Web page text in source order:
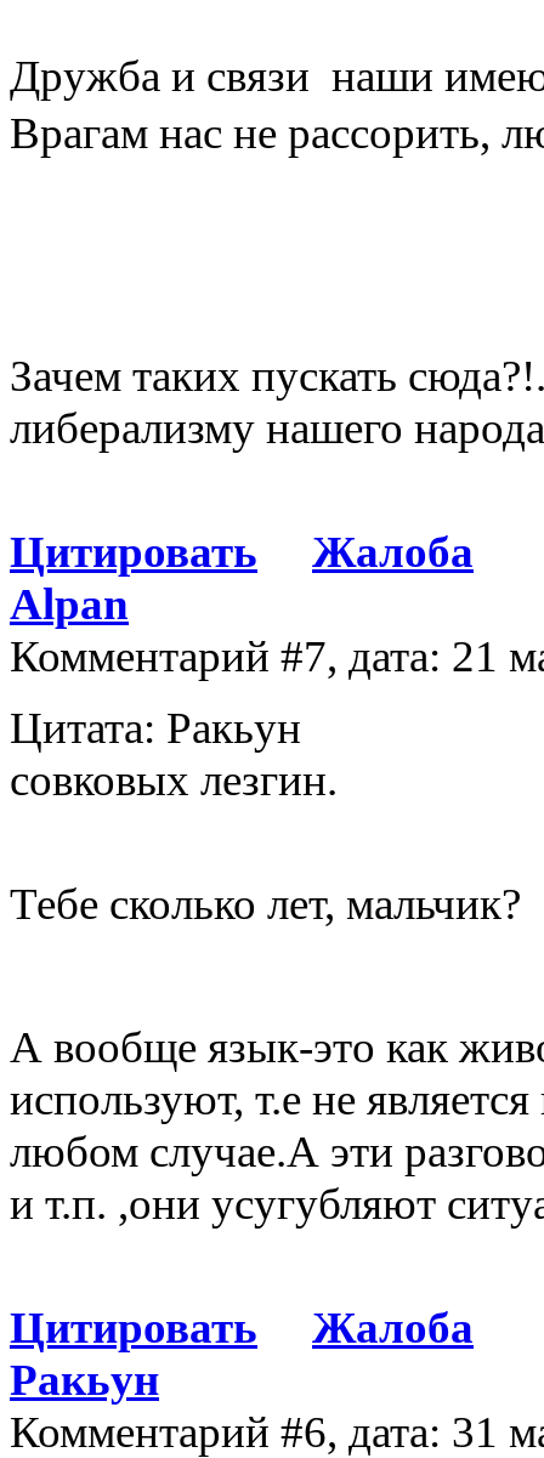
Дружба и связи наши
Врагам нас не рассорить,
Зачем таких пускать
либерализму нашего
Цитировать
Жалоба
Alpan
Комментарий #7, дата: 21
Цитата: Ракьун
совковых лезгин.
Тебе сколько лет, мальчик?
А вообще язык-это как
используют, т.е не
любом случае.А эти
и т.п. ,они усугубляют
Цитировать
Жалоба
Ракьун
Комментарий #6, дата: 31